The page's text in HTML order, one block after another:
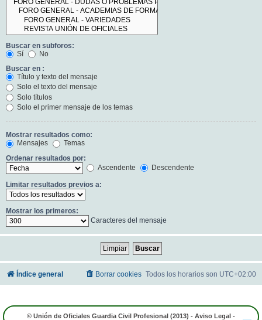
Buscar en subforos:
Sí
No
Buscar en :
Título y texto del mensaje
Solo el texto del mensaje
Solo títulos
Solo el primer mensaje de los temas
Mostrar resultados como:
Mensajes
Temas
Ordenar resultados por:
Ascendente
Descendente
Limitar resultados previos a:
Mostrar los primeros:
Caracteres del mensaje
Índice general Todos los horarios son UTC+02:00
Borrar cookies
© Unión de Oficiales Guardia Civil Profesional (2013) - Aviso Legal -